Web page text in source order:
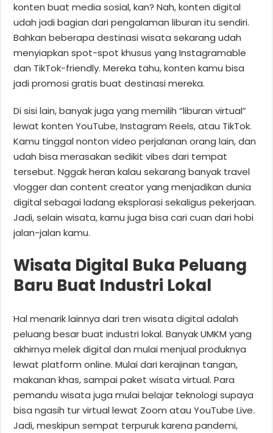
konten buat media sosial, kan? Nah, konten digital
udah jadi bagian dari pengalaman liburan itu sendiri.
Bahkan beberapa destinasi wisata sekarang udah
menyiapkan spot-spot khusus yang Instagramable
dan TikTok-friendly. Mereka tahu, konten kamu bisa
jadi promosi gratis buat destinasi mereka.
Di sisi lain, banyak juga yang memilih “liburan virtual”
lewat konten YouTube, Instagram Reels, atau TikTok.
Kamu tinggal nonton video perjalanan orang lain, dan
udah bisa merasakan sedikit vibes dari tempat
tersebut. Nggak heran kalau sekarang banyak travel
vlogger dan content creator yang menjadikan dunia
digital sebagai ladang eksplorasi sekaligus pekerjaan.
Jadi, selain wisata, kamu juga bisa cari cuan dari hobi
jalan-jalan kamu.
Wisata Digital Buka Peluang
Baru Buat Industri Lokal
Hal menarik lainnya dari tren wisata digital adalah
peluang besar buat industri lokal. Banyak UMKM yang
akhirnya melek digital dan mulai menjual produknya
lewat platform online. Mulai dari kerajinan tangan,
makanan khas, sampai paket wisata virtual. Para
pemandu wisata juga mulai belajar teknologi supaya
bisa ngasih tur virtual lewat Zoom atau YouTube Live.
Jadi, meskipun sempat terpuruk karena pandemi,